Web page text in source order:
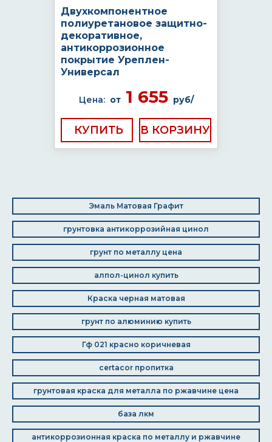
Двухкомпонентное
полиуретановое защитно-
декоративное,
антикоррозионное
покрытие Уреплен-
Универсал
Цена: от1 655 руб/
КУПИТЬ
Эмаль Матовая Графит
грунтовка антикоррозийная цинол
грунт по металлу цена
алпол-цинол купить
Краска черная матовая
грунт по алюминию купить
Гф 021 красно коричневая
certacor пропитка
грунтовая краска для металла по ржавчине цена
база лкм
антикоррозионная краска по металлу и ржавчине